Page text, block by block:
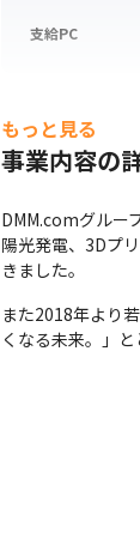
支給PC
もっと見る
事業内容の
DMM.comグルー
陽光発電、3Dプ
きました。
また2018年より
くなる未来。」